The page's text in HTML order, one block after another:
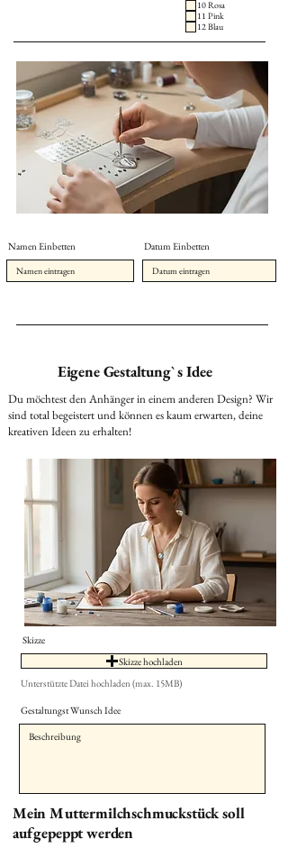
10 Rosa
11 Pink
12 Blau
Namen Einbetten Datum Einbetten
Eigene Gestaltung` s Idee
Du möchtest den Anhänger in einem anderen Design? Wir
sind total begeistert und können es kaum erwarten, deine
kreativen Ideen zu erhalten!
Skizze
Skizze hochladen
Unterstützte Datei hochladen (max. 15MB)
Gestaltungst Wunsch Idee
Mein Muttermilchschmuckstück soll
aufgepeppt werden